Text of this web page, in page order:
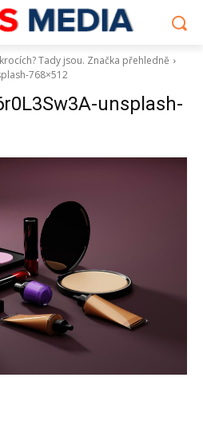
Tady jsou. Značka přehledně
768×512
unsplash-